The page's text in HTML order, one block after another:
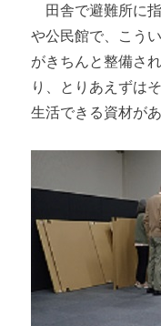
田舎で避難所に
や公民館で、こう
がきちんと整備さ
り、とりあえずは
生活できる資材が